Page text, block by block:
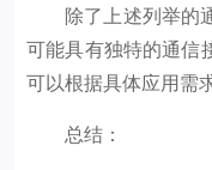
除了上述列举的
可能具有独特的通信
可以根据具体应用需
总结：